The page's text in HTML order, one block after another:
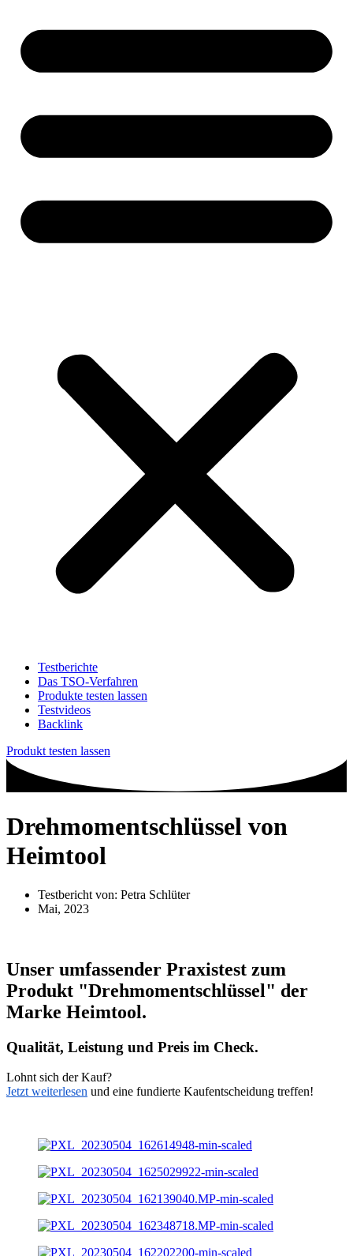
Testberichte
Das TSO-Verfahren
Produkte testen lassen
Testvideos
Backlink
Produkt testen lassen
Drehmomentschlüssel von
Heimtool
Testbericht von: Petra Schlüter
Mai, 2023
Unser umfassender Praxistest zum
Produkt "Drehmomentschlüssel" der
Marke Heimtool.
Qualität, Leistung und Preis im Check.
Lohnt sich der Kauf?
Jetzt weiterlesen und eine fundierte Kaufentscheidung treffen!